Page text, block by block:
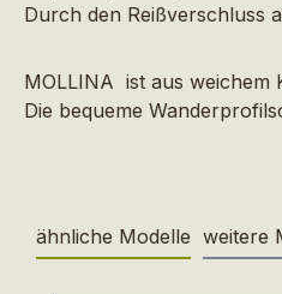
Durch den Reißverschluss
MOLLINA ist aus weichem
Die bequeme
ähnliche Modelle weitere